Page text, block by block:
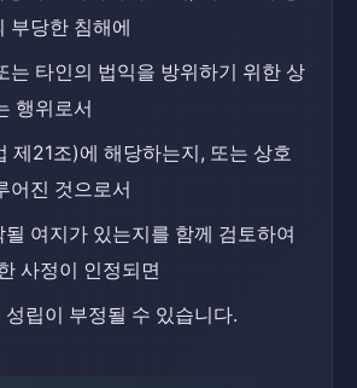
부당한 침해에
는 타인의 법익을 방위하기 위한 상
행위로서
제21조)에 해당하는지, 또는 상호
어진 것으로서
여지가 있는지를 함께 검토하여
사정이 인정되면
립이 부정될 수 있습니다.